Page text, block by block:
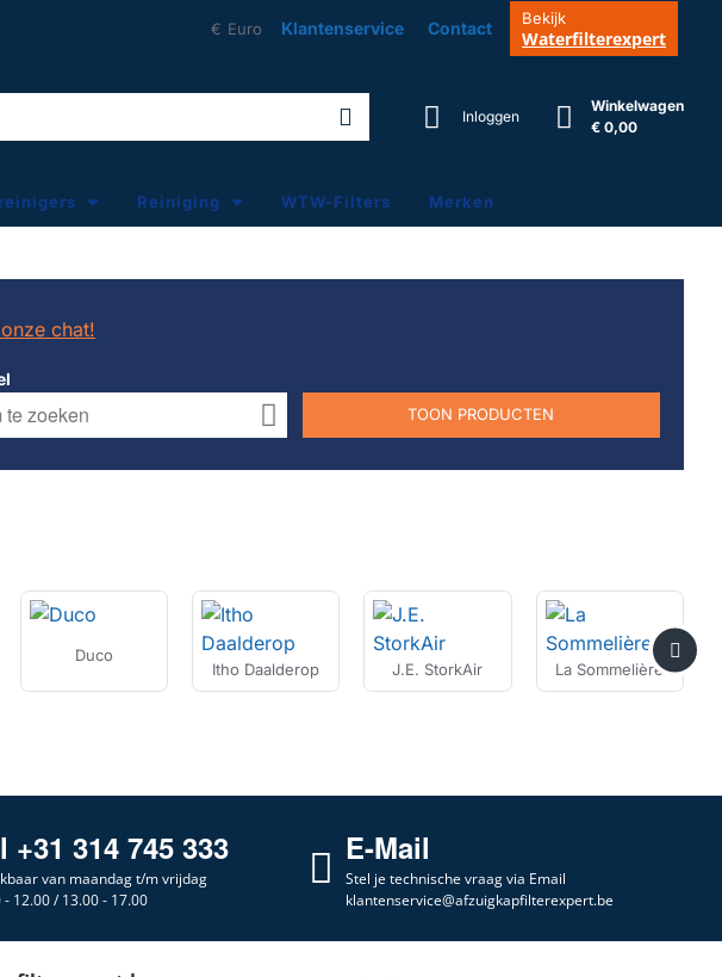
€ Euro Klantenservice Contact
Bekijk
Waterfilterexpert
Inloggen
Winkelwagen
€ 0,00
Reiniging WTW-Filters Merken
chat!
TOON PRODUCTEN
Duco
Itho Daalderop J.E. StorkAir La Sommelière
+31 314 745 333
van maandag t/m vrijdag
- 12.00 / 13.00 - 17.00
E-Mail
Stel je technische vraag via Email
klantenservice@afzuigkapfilterexpert.be